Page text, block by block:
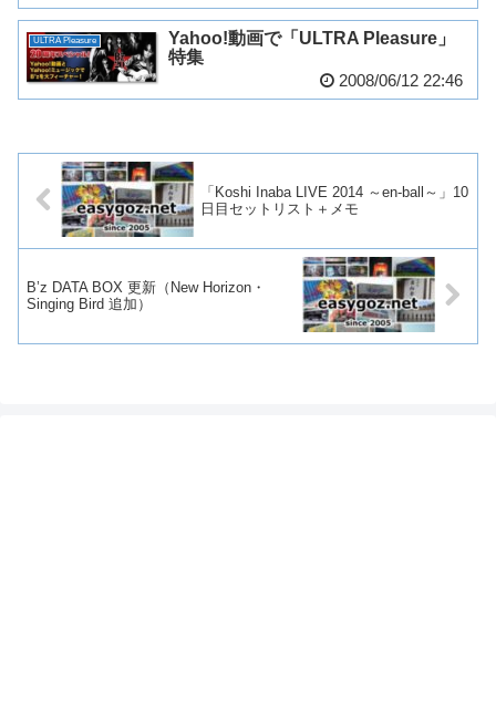
ULTRA Pleasure
Yahoo!動画で「ULTRA Pleasure」
特集
2008/06/12 22:46
「Koshi Inaba LIVE 2014 ～en-ball～」10
日目セットリスト＋メモ
B’z DATA BOX 更新（New Horizon・
Singing Bird 追加）